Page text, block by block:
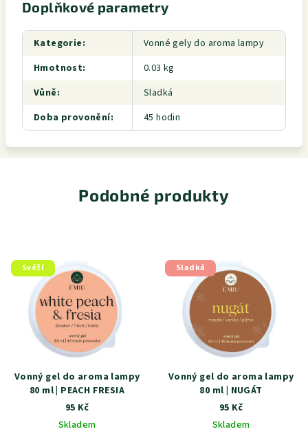
Doplňkové parametry
Kategorie:
Vonné gely do aroma lampy
Hmotnost:
0.03 kg
Vůně:
Sladká
Doba provonění: 45 hodin
Podobné produkty
Svěží
Vonný gel do aroma lampy
80 ml | PEACH FRESIA
95 Kč
Skladem
Sladká
Vonný gel do aroma lampy
80 ml | NUGÁT
95 Kč
Skladem